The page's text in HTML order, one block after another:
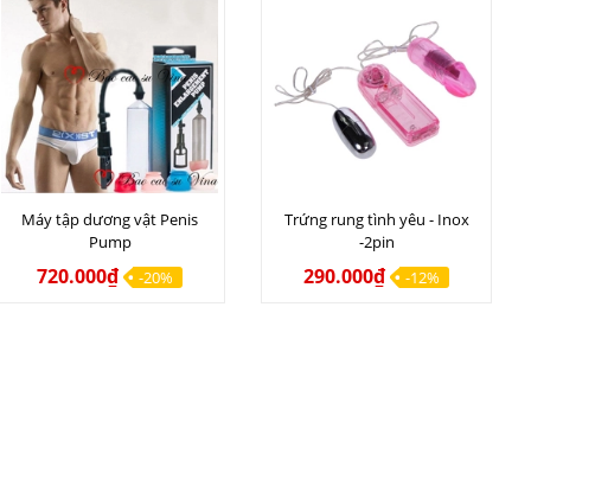
Máy tập dương vật Penis
Pump
720.000₫ -20%
Trứng rung tình yêu - Inox
-2pin
290.000₫ -12%